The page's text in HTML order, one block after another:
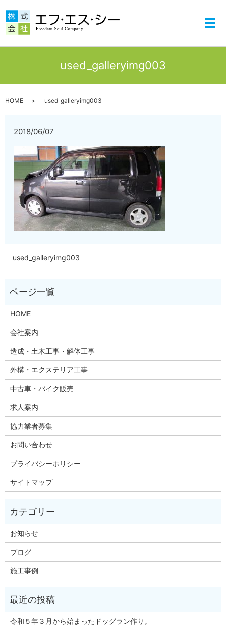
メ
used_galleryimg003
HOME used_galleryimg003
2018/06/07
used_galleryimg003
HOME
会社案内
造成・土木工事・解体工事
外構・エクステリア工事
中古車・バイク販売
求人案内
協力業者募集
お問い合わせ
プライバシーポリシー
サイトマップ
お知らせ
ブログ
施工事例
令和５年３月から始まったドッグラン作り。